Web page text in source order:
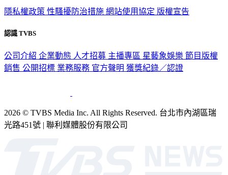
隱私權政策 性騷擾防治措施 網站使用協定 版權宣告
認識 TVBS
公司介紹 企業動態 人才招募 主播專區 星藝象娛樂 節目版權
銷售 公開招標 業務服務 官方聲明 獲獎紀錄／認證
2026 © TVBS Media Inc. All Rights Reserved. 台北市內湖區瑞
光路451號 | 聯利媒體股份有限公司